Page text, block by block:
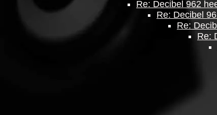
Re: Decibel 962
Re: Decibel
Re:
Re: